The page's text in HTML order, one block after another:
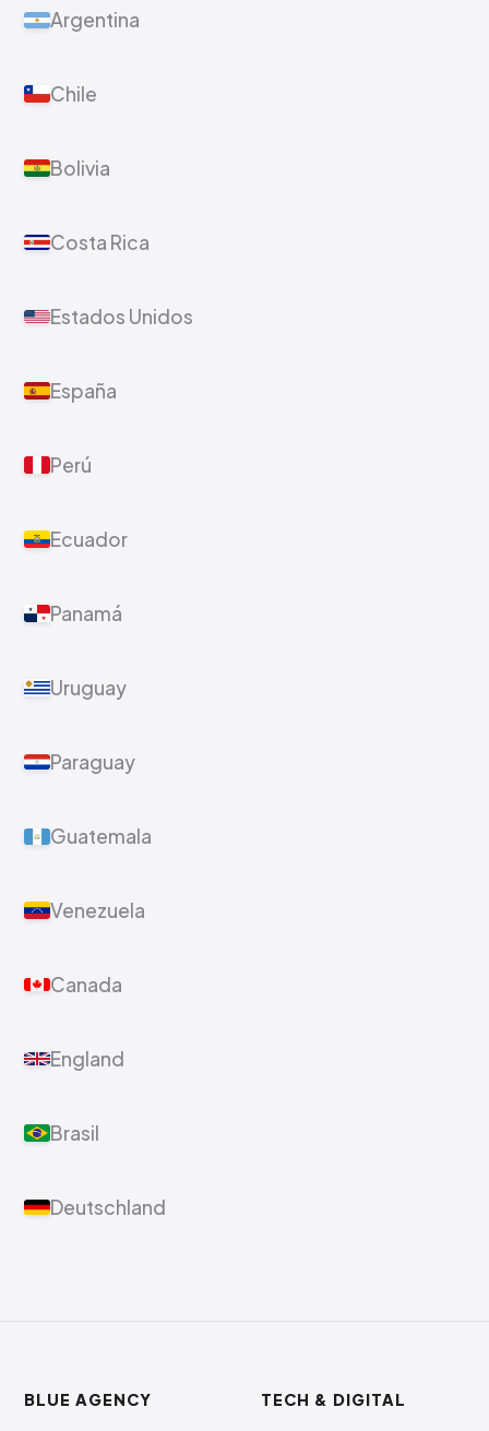
Argentina
Chile
Bolivia
Costa Rica
Estados Unidos
España
Perú
Ecuador
Panamá
Uruguay
Paraguay
Guatemala
Venezuela
Canada
England
Brasil
Deutschland
BLUE AGENCY TECH & DIGITAL